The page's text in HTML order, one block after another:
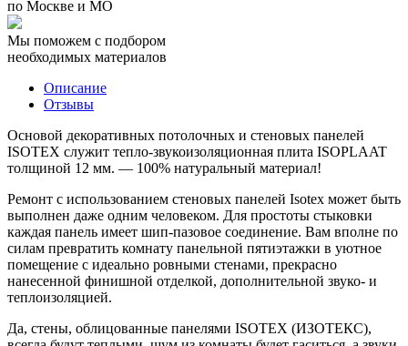
по Москве и МО
Мы поможем с подбором
необходимых материалов
Описание
Отзывы
Основой декоративных потолочных и стеновых панелей
ISOTEX служит тепло-звукоизоляционная плита ISOPLAAT
толщиной 12 мм. — 100% натуральный материал!
Ремонт с использованием стеновых панелей Isotex может быть
выполнен даже одним человеком. Для простоты стыковки
каждая панель имеет шип-пазовое соединение. Вам вполне по
силам превратить комнату панельной пятиэтажки в уютное
помещение с идеально ровными стенами, прекрасно
нанесенной финишной отделкой, дополнительной звуко- и
теплоизоляцией.
Да, стены, облицованные панелями ISOTEX (ИЗОТЕКС),